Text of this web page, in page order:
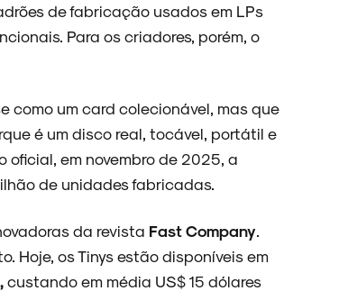
de fabricação usados em LPs
Para os criadores, porém, o
como um card colecionável, mas que
é um disco real, tocável, portátil e
oficial, em novembro de 2025, a
de unidades fabricadas.
da revista Fast Company
Hoje, os Tinys estão disponíveis em
custando em média US$ 15 dólares